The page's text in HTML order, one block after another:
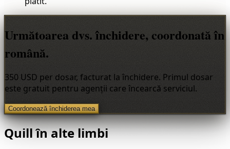
Următoarea dvs. închidere, coordonată în
română.
350 USD per dosar, facturat la închidere. Primul dosar
este gratuit pentru agenții care încearcă serviciul.
Coordonează închiderea mea
Quill în alte limbi